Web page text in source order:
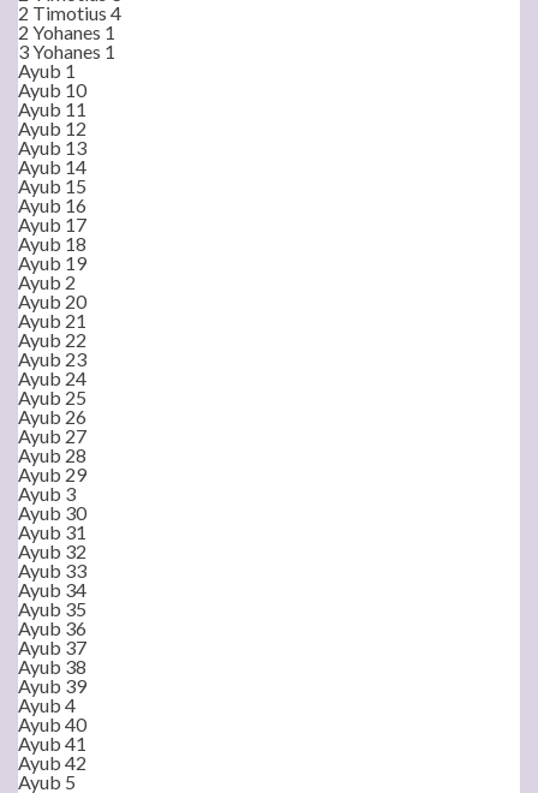
2 Timotius 4
2 Yohanes 1
3 Yohanes 1
Ayub 1
Ayub 10
Ayub 11
Ayub 12
Ayub 13
Ayub 14
Ayub 15
Ayub 16
Ayub 17
Ayub 18
Ayub 19
Ayub 2
Ayub 20
Ayub 21
Ayub 22
Ayub 23
Ayub 24
Ayub 25
Ayub 26
Ayub 27
Ayub 28
Ayub 29
Ayub 3
Ayub 30
Ayub 31
Ayub 32
Ayub 33
Ayub 34
Ayub 35
Ayub 36
Ayub 37
Ayub 38
Ayub 39
Ayub 4
Ayub 40
Ayub 41
Ayub 42
Ayub 5